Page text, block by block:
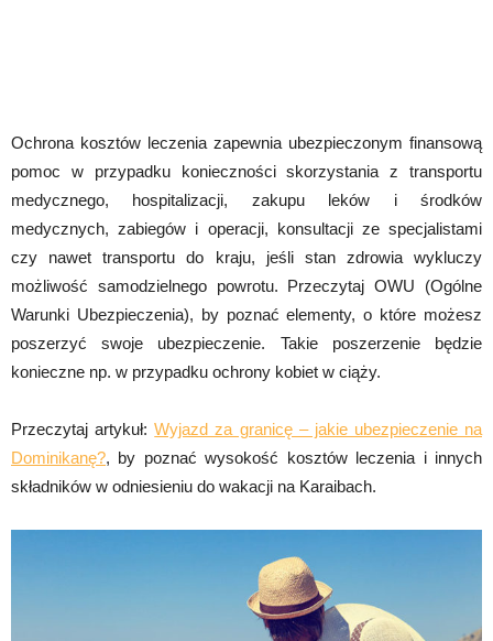
Ochrona kosztów leczenia zapewnia ubezpieczonym finansową
pomoc w przypadku konieczności skorzystania z transportu
medycznego, hospitalizacji, zakupu leków i środków
medycznych, zabiegów i operacji, konsultacji ze specjalistami
czy nawet transportu do kraju, jeśli stan zdrowia wykluczy
możliwość samodzielnego powrotu. Przeczytaj OWU (Ogólne
Warunki Ubezpieczenia), by poznać elementy, o które możesz
poszerzyć swoje ubezpieczenie. Takie poszerzenie będzie
konieczne np. w przypadku ochrony kobiet w ciąży.
Przeczytaj artykuł:Wyjazd za granicę – jakie ubezpieczenie na
Dominikanę?, by poznać wysokość kosztów leczenia i innych
składników w odniesieniu do wakacji na Karaibach.